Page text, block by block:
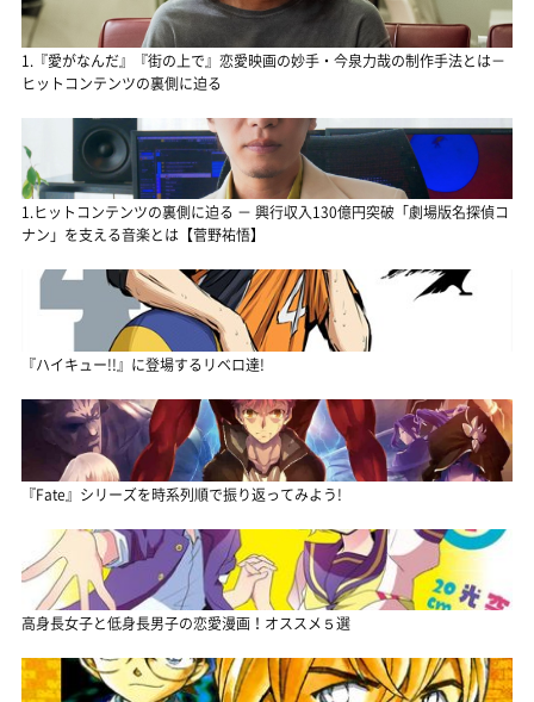
1.『愛がなんだ』『街の上で』恋愛映画の妙手・今泉力哉の制作手法とは－
ヒットコンテンツの裏側に迫る
1.ヒットコンテンツの裏側に迫る － 興行収入130億円突破「劇場版名探偵コ
ナン」を支える音楽とは【菅野祐悟】
『ハイキュー!!』に登場するリベロ達!
『Fate』シリーズを時系列順で振り返ってみよう!
高身長女子と低身長男子の恋愛漫画！オススメ５選